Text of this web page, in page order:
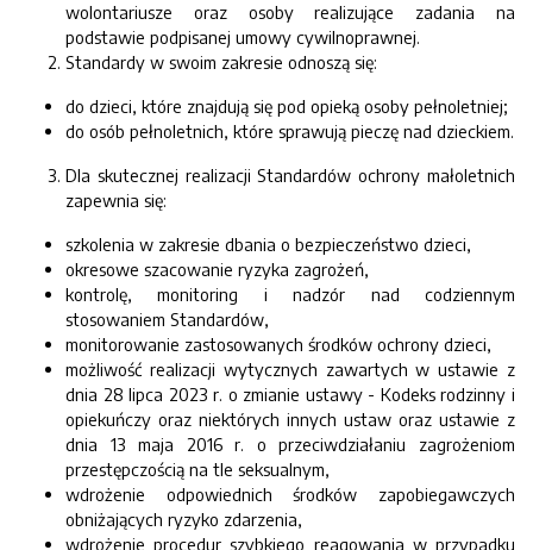
wolontariusze oraz osoby realizujące zadania na
podstawie podpisanej umowy cywilnoprawnej.
Standardy w swoim zakresie odnoszą się:
do dzieci, które znajdują się pod opieką osoby pełnoletniej;
do osób pełnoletnich, które sprawują pieczę nad dzieckiem.
Dla skutecznej realizacji Standardów ochrony małoletnich
zapewnia się:
szkolenia w zakresie dbania o bezpieczeństwo dzieci,
okresowe szacowanie ryzyka zagrożeń,
kontrolę, monitoring i nadzór nad codziennym
stosowaniem Standardów,
monitorowanie zastosowanych środków ochrony dzieci,
możliwość realizacji wytycznych zawartych w ustawie z
dnia 28 lipca 2023 r. o zmianie ustawy - Kodeks rodzinny i
opiekuńczy oraz niektórych innych ustaw oraz ustawie z
dnia 13 maja 2016 r. o przeciwdziałaniu zagrożeniom
przestępczością na tle seksualnym,
wdrożenie odpowiednich środków zapobiegawczych
obniżających ryzyko zdarzenia,
wdrożenie procedur szybkiego reagowania w przypadku